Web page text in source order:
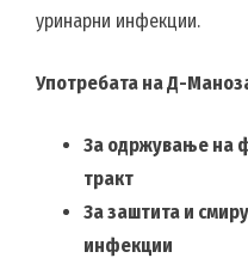
уринарни инфекции.
Употребата на Д-
За одржување на
тракт
За заштита и
инфекции